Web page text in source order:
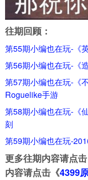
往期回顾：
第55期小编也在玩-《
第56期小编也在玩-《
第57期小编也在玩-《
Roguelike手游
第58期小编也在玩-《
刻
第59期小编也在玩-
更多往期内容请点
内容请点击《4399